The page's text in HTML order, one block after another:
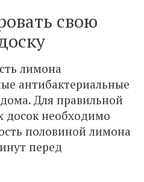
свою
лимона
антибактериальные
Для правильной
досок необходимо
половиной лимона
перед